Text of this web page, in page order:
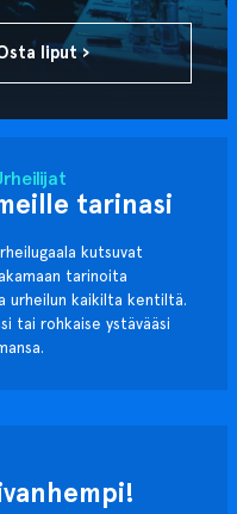
liput ›
tarinasi
kutsuvat
tarinoita
urheilun kaikilta kentiltä.
tai rohkaise ystävääsi